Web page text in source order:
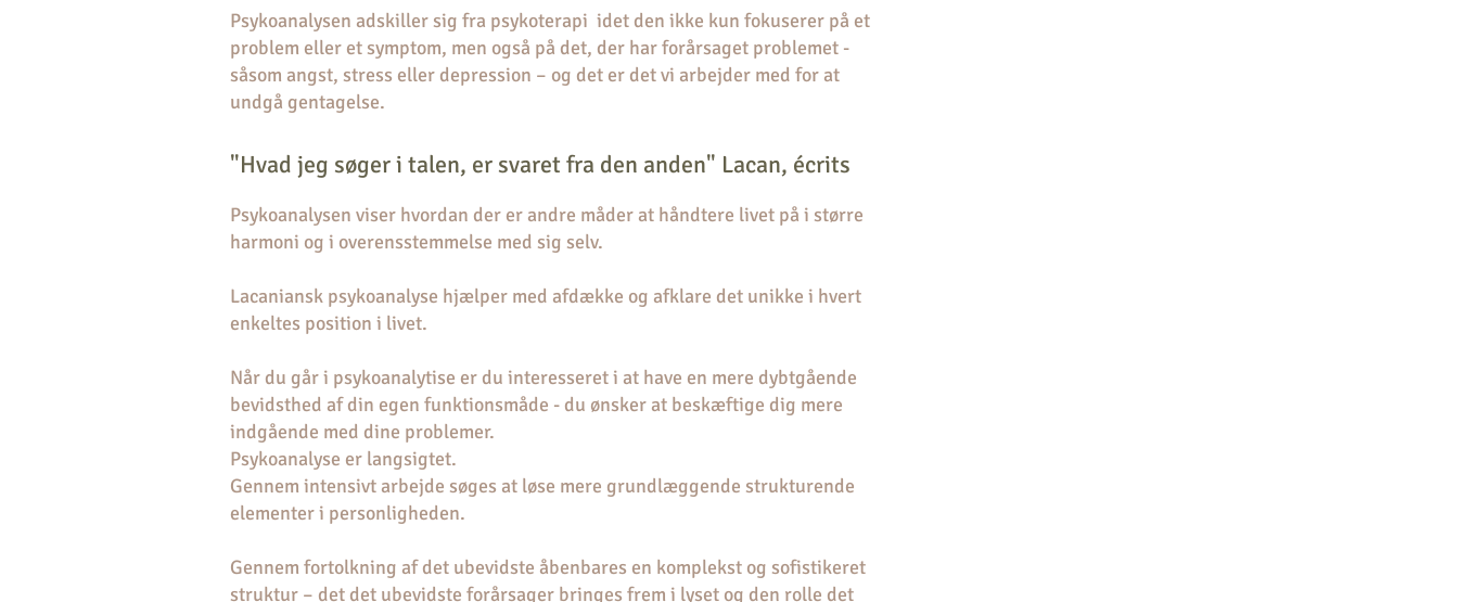
Psykoanalysen adskiller sig fra psykoterapi idet den ikke kun fokuserer på et
problem eller et symptom, men også på det, der har forårsaget problemet -
såsom angst, stress eller depression – og det er det vi arbejder med for at
undgå gentagelse.
"Hvad jeg søger i talen, er svaret fra den anden" Lacan, écrits
Psykoanalysen viser hvordan der er andre måder at håndtere livet på i større
harmoni og i overensstemmelse med sig selv.
Lacaniansk psykoanalyse hjælper med afdække og afklare det unikke i hvert
enkeltes position i livet.
Når du går i psykoanalytise er du interesseret i at have en mere dybtgående
bevidsthed af din egen funktionsmåde - du ønsker at beskæftige dig mere
indgående med dine problemer.
Psykoanalyse er langsigtet.
Gennem intensivt arbejde søges at løse mere grundlæggende strukturende
elementer i personligheden.
Gennem fortolkning af det ubevidste åbenbares en komplekst og sofistikeret
struktur – det det ubevidste forårsager bringes frem i lyset og den rolle det